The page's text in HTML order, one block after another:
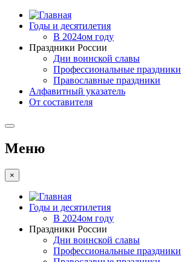
Годы и десятилетия
В 2024ом году
Праздники России
Дни воинской славы
Профессиональные праздники
Православные праздники
Алфавитный указатель
От составителя
Меню
×
Годы и десятилетия
В 2024ом году
Праздники России
Дни воинской славы
Профессиональные праздники